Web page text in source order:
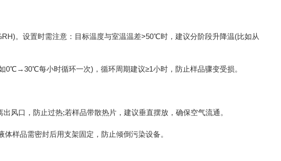
。设置时需注意：目标温度与室温温差>50℃时，建议分阶段升降温(比如从
0℃→30℃每小时循环一次)，循环周期建议≥1小时，防止样品骤变受损。
风口，防止过热;若样品带散热片，建议垂直摆放，确保空气流通。
样品需密封后用支架固定，防止倾倒污染设备。